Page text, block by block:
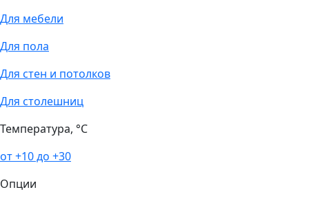
Для мебели
Для пола
Для стен и потолков
Для столешниц
Температура, °С
от +10 до +30
Опции